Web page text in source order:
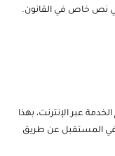
نص خاص في القانون.
عبر الإنترنت، بهذا
المستقبل عن طريق